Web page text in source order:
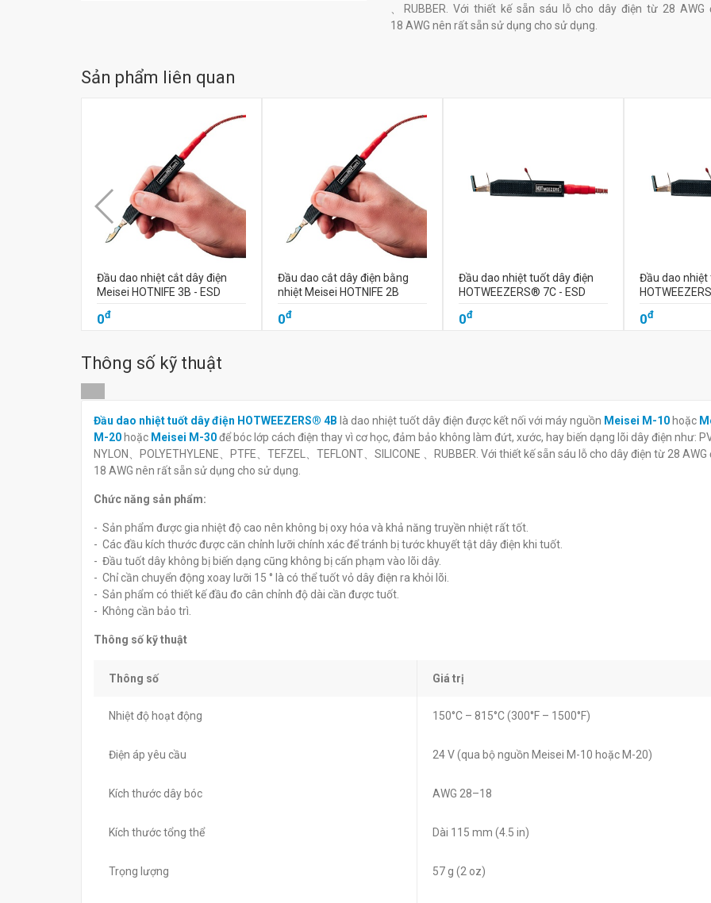
、RUBBER. Với thiết kế sẵn sáu lỗ cho dây điện từ 28 AWG
18 AWG nên rất sẵn sử dụng cho sử dụng.
Sản phẩm liên quan
Đầu dao nhiệt cắt dây điện
Meisei HOTNIFE 3B - ESD
0đ
Đầu dao cắt dây điện bằng
nhiệt Meisei HOTNIFE 2B
0đ
Đầu dao nhiệt tuốt dây điện
HOTWEEZERS® 7C - ESD
0đ
Đầu dao nhiệt
0đ
Thông số kỹ thuật
Đầu dao nhiệt tuốt dây điện HOTWEEZERS® 4B là dao nhiệt tuốt dây điện được kết nối với máy nguồn Meisei M-10 hoặc
M-20 hoặc Meisei M-30để bóc lớp cách điện thay vì cơ học, đảm bảo không làm đứt, xước, hay biến dạng lõi dây điện như:
NYLON、POLYETHYLENE、PTFE、TEFZEL、TEFLONT、SILICONE 、RUBBER. Với thiết kế sẵn sáu lỗ cho dây điện từ 28 AWG
18 AWG nên rất sẵn sử dụng cho sử dụng.
Chức năng sản phẩm:
- Sản phẩm được gia nhiệt độ cao nên không bị oxy hóa và khả năng truyền nhiệt rất tốt.
- Các đầu kích thước được căn chỉnh lưỡi chính xác để tránh bị tước khuyết tật dây điện khi tuốt.
- Đầu tuốt dây không bị biến dạng cũng không bị cấn phạm vào lõi dây.
- Chỉ cần chuyển động xoay lưỡi 15 ° là có thể tuốt vỏ dây điện ra khỏi lõi.
- Sản phẩm có thiết kế đầu đo cân chỉnh độ dài cần được tuốt.
- Không cần bảo trì.
Thông số kỹ thuật
Thông số Giá trị
Nhiệt độ hoạt động 150°C – 815°C (300°F – 1500°F)
Điện áp yêu cầu 24 V (qua bộ nguồn Meisei M-10 hoặc M-20)
Kích thước dây bóc AWG 28–18
Kích thước tổng thể Dài 115 mm (4.5 in)
Trọng lượng 57 g (2 oz)